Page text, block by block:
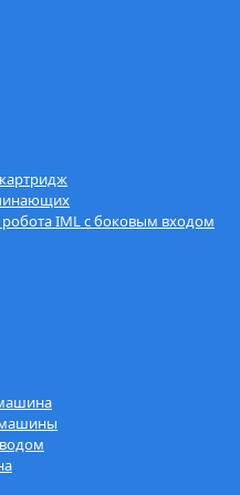
IML с боковым входом
машины